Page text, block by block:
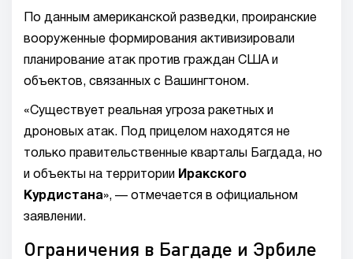
По данным американской разведки, проиранские
вооруженные формирования активизировали
планирование атак против граждан США и
объектов, связанных с Вашингтоном.
«Существует реальная угроза ракетных и
дроновых атак. Под прицелом находятся не
только правительственные кварталы Багдада, но
и объекты на территории
Иракского
Курдистана», — отмечается в официальном
заявлении.
Ограничения в Багдаде и Эрбиле